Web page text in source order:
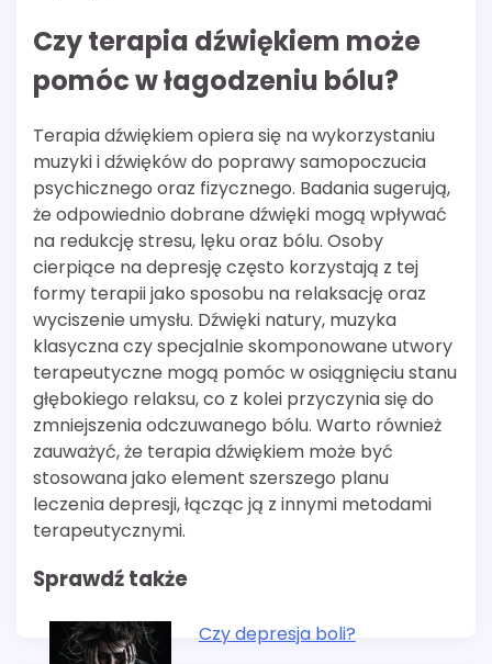
Czy terapia dźwiękiem może
pomóc w łagodzeniu bólu?
Terapia dźwiękiem opiera się na wykorzystaniu
muzyki i dźwięków do poprawy samopoczucia
psychicznego oraz fizycznego. Badania sugerują,
że odpowiednio dobrane dźwięki mogą wpływać
na redukcję stresu, lęku oraz bólu. Osoby
cierpiące na depresję często korzystają z tej
formy terapii jako sposobu na relaksację oraz
wyciszenie umysłu. Dźwięki natury, muzyka
klasyczna czy specjalnie skomponowane utwory
terapeutyczne mogą pomóc w osiągnięciu stanu
głębokiego relaksu, co z kolei przyczynia się do
zmniejszenia odczuwanego bólu. Warto również
zauważyć, że terapia dźwiękiem może być
stosowana jako element szerszego planu
leczenia depresji, łącząc ją z innymi metodami
terapeutycznymi.
Sprawdź także
Czy depresja boli?